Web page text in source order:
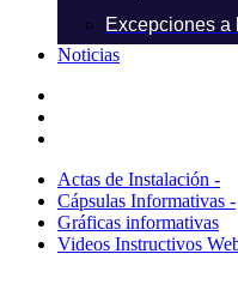
Excepciones a
Noticias
Actas de Instalación -
Cápsulas Informativas -
Gráficas informativas
Videos Instructivos